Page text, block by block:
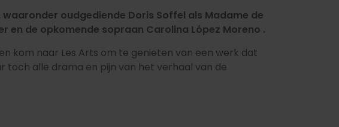
oudgediende Doris Soffel als Madame de
en de opkomende sopraan Carolina López Moreno .
kom naar Les Arts om te genieten van een werk dat
toch alle drama en pijn van het verhaal van de